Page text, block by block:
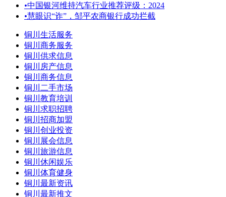
•中国银河维持汽车行业推荐评级：2024
•慧眼识“诈”，邹平农商银行成功拦截
铜川生活服务
铜川商务服务
铜川供求信息
铜川房产信息
铜川商务信息
铜川二手市场
铜川教育培训
铜川求职招聘
铜川招商加盟
铜川创业投资
铜川展会信息
铜川旅游信息
铜川休闲娱乐
铜川体育健身
铜川最新资讯
铜川最新推文